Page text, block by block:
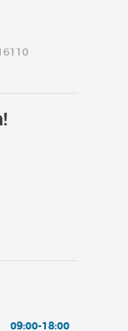
09:00-18:00